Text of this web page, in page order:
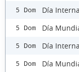
5 Dom Día
5 Dom Día
5 Dom Día
5 Dom Día